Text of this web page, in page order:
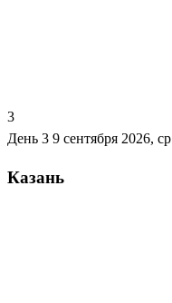
3
День 3 9 сентября 2026, ср
Казань